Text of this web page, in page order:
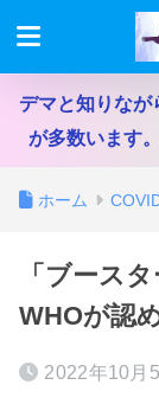
デマと知りなが
が多数います
ホーム
「ブース
WHOが認
2022年10月5